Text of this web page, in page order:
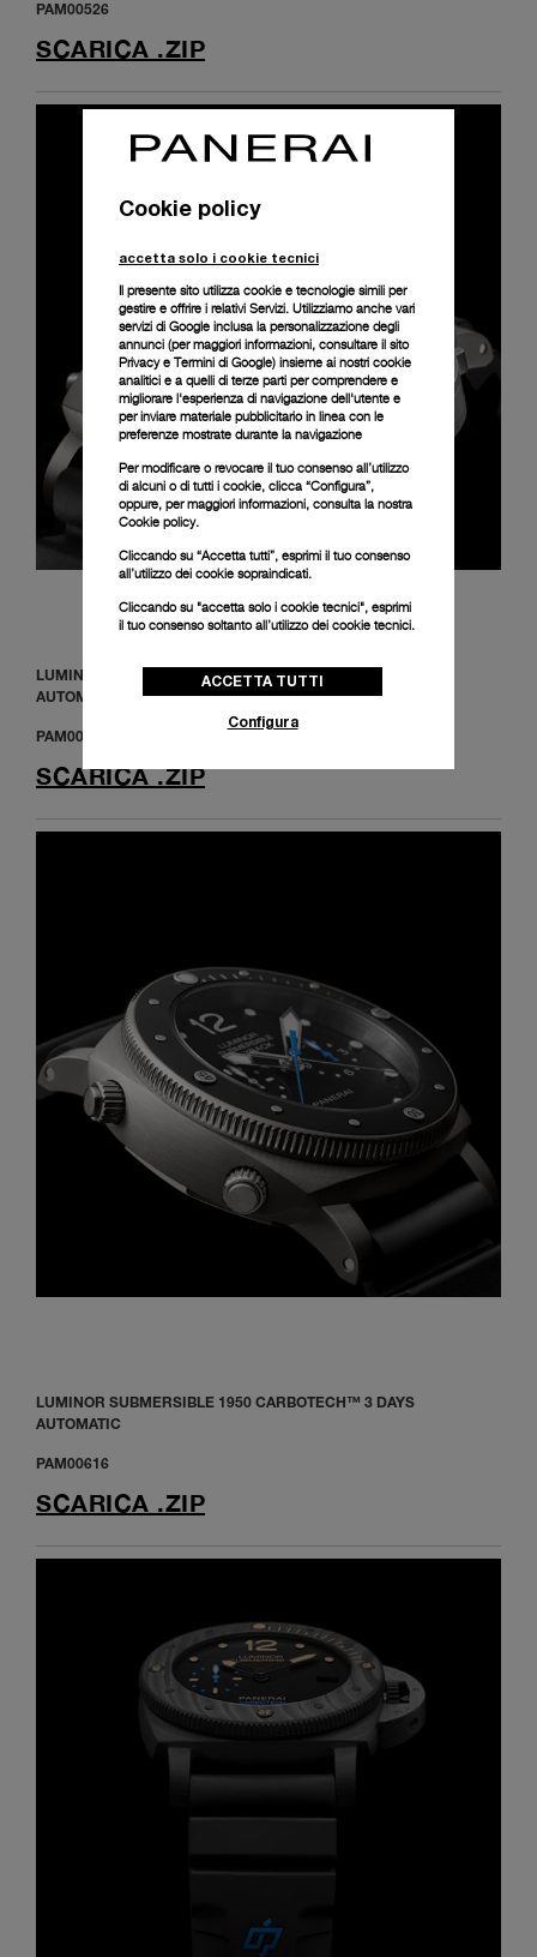
PAM00526
SCARICA .ZIP
LUMINOR SUBMERSIBLE 1950 3 DAYS CHRONO FLYBACK
AUTOMATIC TITANIO
PAM00615
SCARICA .ZIP
LUMINOR SUBMERSIBLE 1950 CARBOTECH™ 3 DAYS
AUTOMATIC
PAM00616
SCARICA .ZIP
Cookie policy
accetta solo i cookie tecnici
Il presente sito utilizza cookie e tecnologie simili per
gestire e offrire i relativi Servizi. Utilizziamo anche vari
servizi di Google inclusa la personalizzazione degli
annunci (per maggiori informazioni, consultare il sito
Privacy e Termini di Google) insieme ai nostri cookie
analitici e a quelli di terze parti per comprendere e
migliorare l'esperienza di navigazione dell'utente e
per inviare materiale pubblicitario in linea con le
preferenze mostrate durante la navigazione
Per modificare o revocare il tuo consenso all’utilizzo
di alcuni o di tutti i cookie, clicca “Configura”,
oppure, per maggiori informazioni, consulta la nostra
Cookie policy.
Cliccando su “Accetta tutti”, esprimi il tuo consenso
all’utilizzo dei cookie sopraindicati.
Cliccando su "accetta solo i cookie tecnici", esprimi
il tuo consenso soltanto all’utilizzo dei cookie tecnici.
ACCETTA TUTTI
Configura